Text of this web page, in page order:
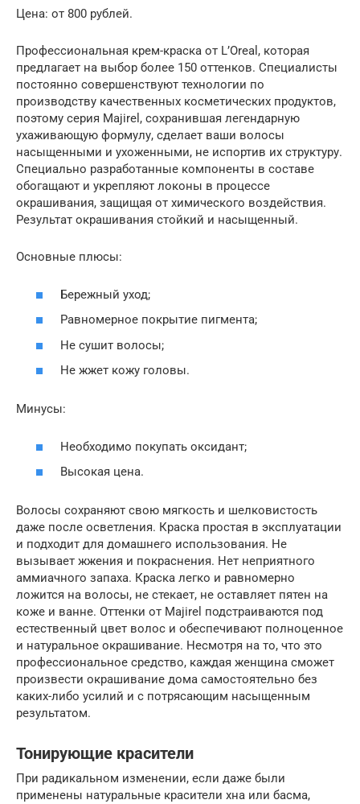
Цена: от 800 рублей.
Профессиональная крем-краска от L’Oreal, которая
предлагает на выбор более 150 оттенков. Специалисты
постоянно совершенствуют технологии по
производству качественных косметических продуктов,
поэтому серия Majirel, сохранившая легендарную
ухаживающую формулу, сделает ваши волосы
насыщенными и ухоженными, не испортив их структуру.
Специально разработанные компоненты в составе
обогащают и укрепляют локоны в процессе
окрашивания, защищая от химического воздействия.
Результат окрашивания стойкий и насыщенный.
Основные плюсы:
Бережный уход;
Равномерное покрытие пигмента;
Не сушит волосы;
Не жжет кожу головы.
Минусы:
Необходимо покупать оксидант;
Высокая цена.
Волосы сохраняют свою мягкость и шелковистость
даже после осветления. Краска простая в эксплуатации
и подходит для домашнего использования. Не
вызывает жжения и покраснения. Нет неприятного
аммиачного запаха. Краска легко и равномерно
ложится на волосы, не стекает, не оставляет пятен на
коже и ванне. Оттенки от Majirel подстраиваются под
естественный цвет волос и обеспечивают полноценное
и натуральное окрашивание. Несмотря на то, что это
профессиональное средство, каждая женщина сможет
произвести окрашивание дома самостоятельно без
каких-либо усилий и с потрясающим насыщенным
результатом.
Тонирующие красители
При радикальном изменении, если даже были
применены натуральные красители хна или басма,